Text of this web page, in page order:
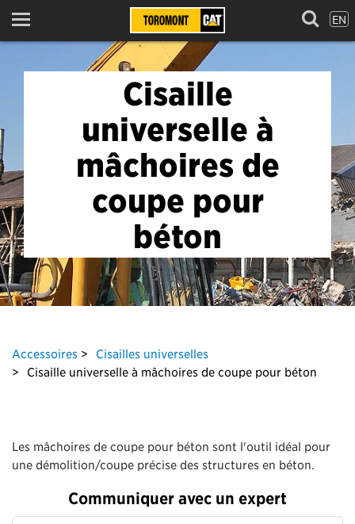
Menu EN
Cisaille
universelle à
mâchoires de
coupe pour
béton
Accessoires
Cisailles universelles
Cisaille universelle à mâchoires de coupe pour béton
Les mâchoires de coupe pour béton sont l'outil idéal pour
une démolition/coupe précise des structures en béton.
Communiquer avec un expert